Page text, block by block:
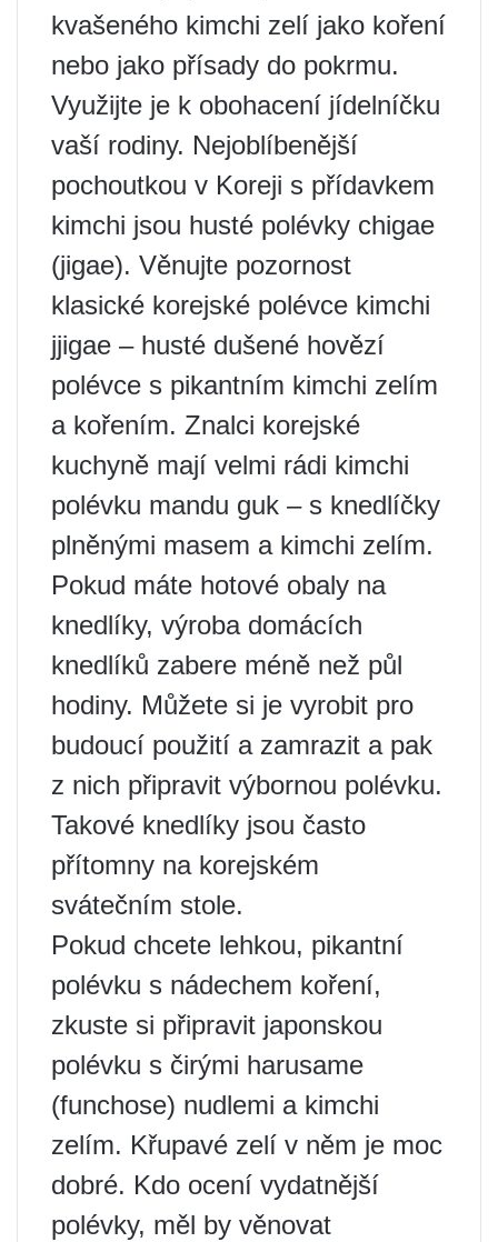
kvašeného kimchi zelí jako koření
nebo jako přísady do pokrmu.
Využijte je k obohacení jídelníčku
vaší rodiny. Nejoblíbenější
pochoutkou v Koreji s přídavkem
kimchi jsou husté polévky chigae
(jigae). Věnujte pozornost
klasické korejské polévce kimchi
jjigae – husté dušené hovězí
polévce s pikantním kimchi zelím
a kořením. Znalci korejské
kuchyně mají velmi rádi kimchi
polévku mandu guk – s knedlíčky
plněnými masem a kimchi zelím.
Pokud máte hotové obaly na
knedlíky, výroba domácích
knedlíků zabere méně než půl
hodiny. Můžete si je vyrobit pro
budoucí použití a zamrazit a pak
z nich připravit výbornou polévku.
Takové knedlíky jsou často
přítomny na korejském
svátečním stole.
Pokud chcete lehkou, pikantní
polévku s nádechem koření,
zkuste si připravit japonskou
polévku s čirými harusame
(funchose) nudlemi a kimchi
zelím. Křupavé zelí v něm je moc
dobré. Kdo ocení vydatnější
polévky, měl by věnovat